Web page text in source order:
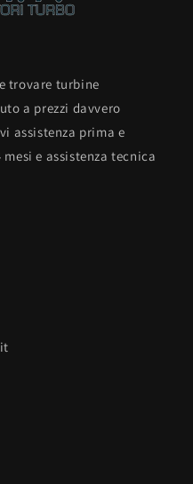
trovare turbine
a prezzi davvero
assistenza prima e
e assistenza tecnica